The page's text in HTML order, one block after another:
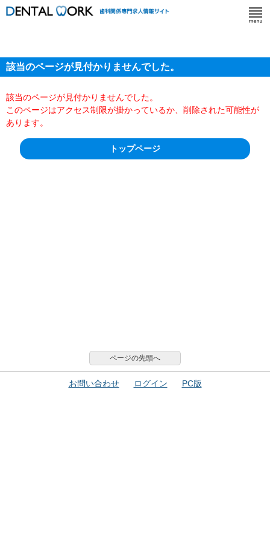
該当のページが見付かりませんでした。
該当のページが見付かりませんでした。
このページはアクセス制限が掛かっているか、削除された可能性が
あります。
トップページ
ページの先頭へ
お問い合わせ ログイン PC版